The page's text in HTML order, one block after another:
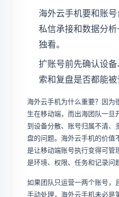
海外云手机要和账号
私信承接和数据分
独看。
扩账号前先确认设
索和复盘是否都能被
海外云手机为什么重要？因为
生在移动端，而出海团队一旦
到设备分散、账号归属不清、
盘的问题。海外云手机的价值
是让移动端账号执行变得可管
是环境、权限、任务和记录问
如果团队只运营一两个账号，
手动处理，海外云手机未必是